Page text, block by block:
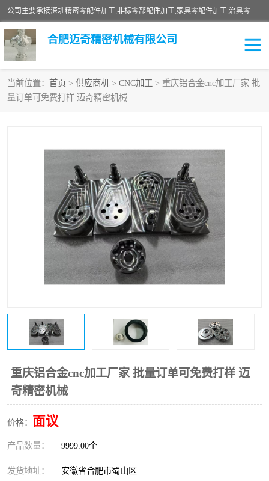
公司主要承接深圳精密零配件加工,非标零部配件加工,家具零配件加工,治具零配件加工,安徽精密零配件加工等各种各种精密机械加工，欢迎来来电咨询！
合肥迈奇精密机械有限公司
当前位置： 首页 > 供应商机 > CNC加工 > 重庆铝合金cnc加工厂家 批
量订单可免费打样 迈奇精密机械
重庆铝合金cnc加工厂家 批量订单可免费打样 迈
奇精密机械
价格： 面议
产品数量： 9999.00个
发货地址： 安徽省合肥市蜀山区
铣床加工
家具零配件加工 数控精密机加工
零部件机加工 机床零件加工
CNC加工 数控机床加工
不锈钢加工